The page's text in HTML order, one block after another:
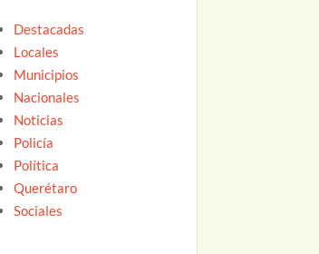
Destacadas
Locales
Municipios
Nacionales
Noticias
Policía
Política
Querétaro
Sociales